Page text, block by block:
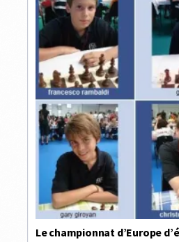
Le championnat d’Europe